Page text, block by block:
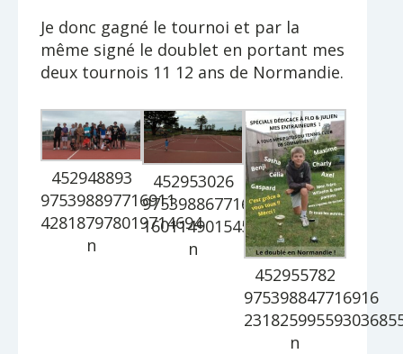
Je donc gagné le tournoi et par la
même signé le doublet en portant mes
deux tournois 11 12 ans de Normandie.
452948893
975398897716911
428187978019714694
n
452953026
975398867716914
1601149015451276312
n
452955782
975398847716916
n